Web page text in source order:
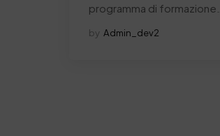
programma di formazione…
by Admin_dev2